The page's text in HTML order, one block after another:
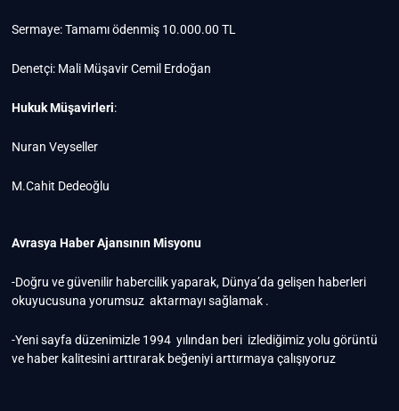
Sermaye: Tamamı ödenmiş 10.000.00 TL
Denetçi: Mali Müşavir Cemil Erdoğan
Hukuk Müşavirleri:
Nuran Veyseller
M.Cahit Dedeoğlu
Avrasya Haber Ajansının Misyonu
-Doğru ve güvenilir habercilik yaparak, Dünya’da gelişen haberleri
okuyucusuna yorumsuz aktarmayı sağlamak .
-Yeni sayfa düzenimizle 1994 yılından beri izlediğimiz yolu görüntü
ve haber kalitesini arttırarak beğeniyi arttırmaya çalışıyoruz